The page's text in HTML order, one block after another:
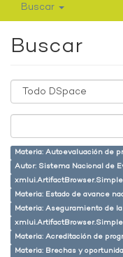
Buscar
Buscar
Materia: Autoevaluación de
Autor: Sistema Nacional de
Materia: Estado de avance
Materia: Aseguramiento de
Materia: Acreditación de
Materia: Brechas y